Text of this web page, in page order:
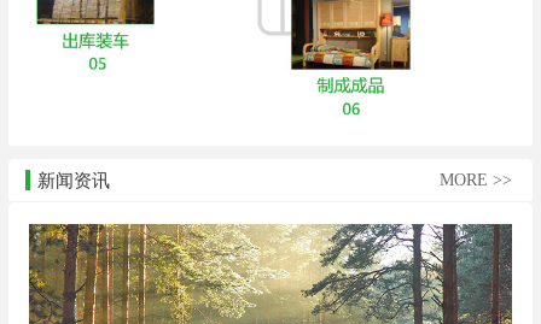
新闻资讯 MORE >>